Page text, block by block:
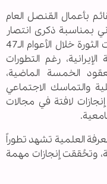
بأعمال القنصل العام
بمناسبة ذكرى انتصار
الثورة الإسلامية، مستعرضاً أبرز منجزات الثورة خلال الأعوام الـ47
رغم التطورات
الخمسة الماضية،
والتماسك الاجتماعي
لافتة في مجالات
العلمية تشهد تطوراً
وتحُققت إنجازات مهمة